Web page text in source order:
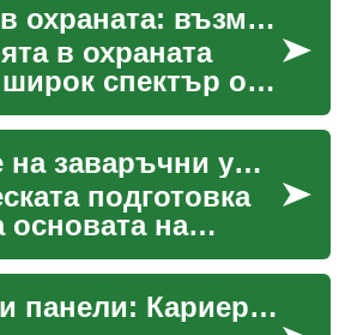
Кариери в охраната: възможности, умения и роли
в охраната
спектър от
— от физическо
пред сгради до
на систем... Развитие на заваръчни умения чрез практическа подготовка и оценка
подготовка
на
умения, като
работа в
Слънчеви панели: Кариерно развитие във възобновяемата енергия